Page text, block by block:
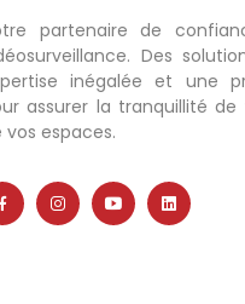
partenaire de
Des
inégalée et une
assurer la tranquillité
vos espaces.